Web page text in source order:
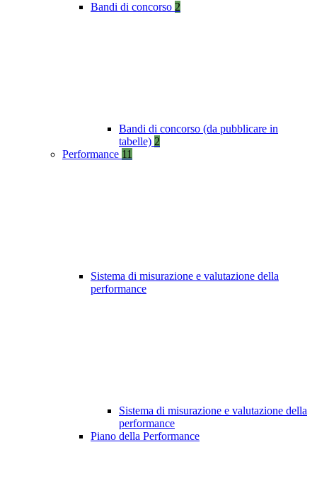
Bandi di concorso 2
Bandi di concorso (da pubblicare in
tabelle) 2
Performance 11
Sistema di misurazione e valutazione della
performance
Sistema di misurazione e valutazione della
performance
Piano della Performance